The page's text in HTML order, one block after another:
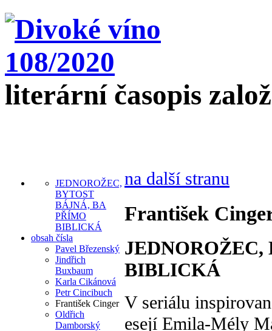
literární časopis
JEDNOROŽEC,
BYTOST
BÁJNÁ, BA
PŘÍMO
BIBLICKÁ
obsah čísla
Pavel Březenský
Jindřich
Buxbaum
Karla Cikánová
Petr Cincibuch
František Cinger
Oldřich
Damborský
na další stranu
František
JEDNOROŽEC,
BIBLICKÁ
V seriálu
esejí Emila-Mély